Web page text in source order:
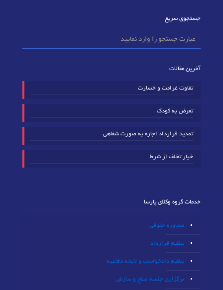
جستجوی سریع
آخرین مقالات
تفاوت غرامت و خسارت
تعرض به کودک
تمدید قرارداد اجاره به صورت شفاهی
خیار تخلف از شرط
خدمات گروه وکلای پارسا
مشاوره حقوقی
تنظیم قرارداد
تنظیم دادخواست و لایحه دفاعیه
برگزاری جلسه صلح و سازش